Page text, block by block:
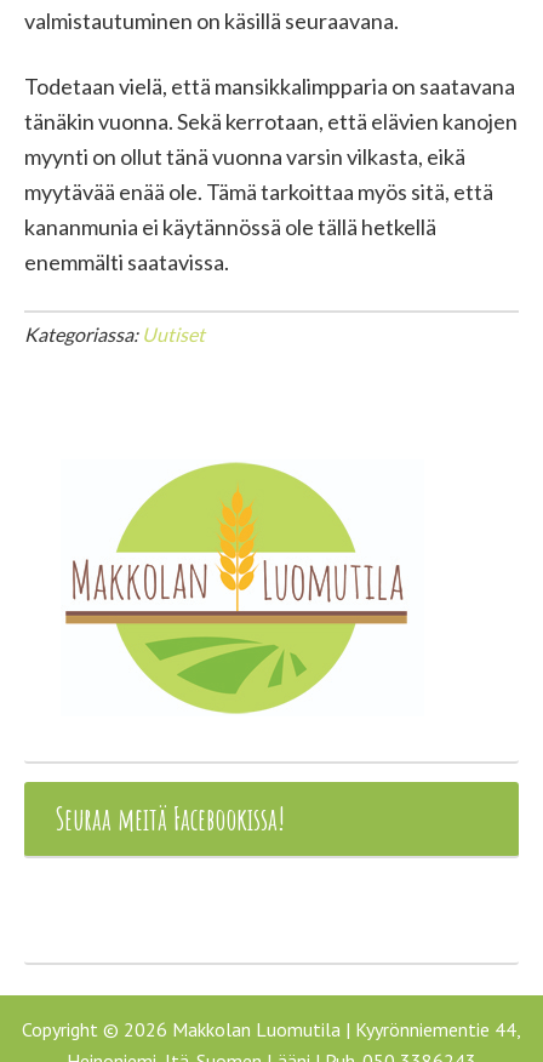
valmistautuminen on käsillä seuraavana.
Todetaan vielä, että mansikkalimpparia on saatavana
tänäkin vuonna. Sekä kerrotaan, että elävien kanojen
myynti on ollut tänä vuonna varsin vilkasta, eikä
myytävää enää ole. Tämä tarkoittaa myös sitä, että
kananmunia ei käytännössä ole tällä hetkellä
enemmälti saatavissa.
Kategoriassa: Uutiset
Seuraa meitä Facebookissa!
Copyright © 2026 Makkolan Luomutila | Kyyrönniementie 44,